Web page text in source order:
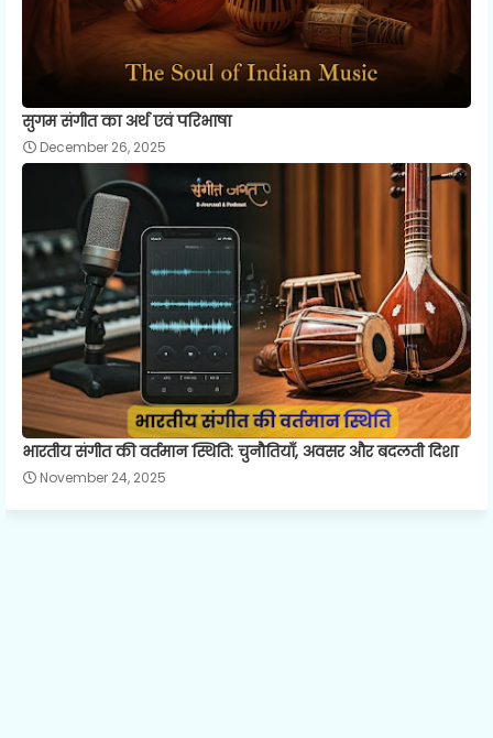
सुगम संगीत का अर्थ एवं परिभाषा
December 26, 2025
भारतीय संगीत की वर्तमान स्थिति: चुनौतियाँ, अवसर और बदलती दिशा
November 24, 2025